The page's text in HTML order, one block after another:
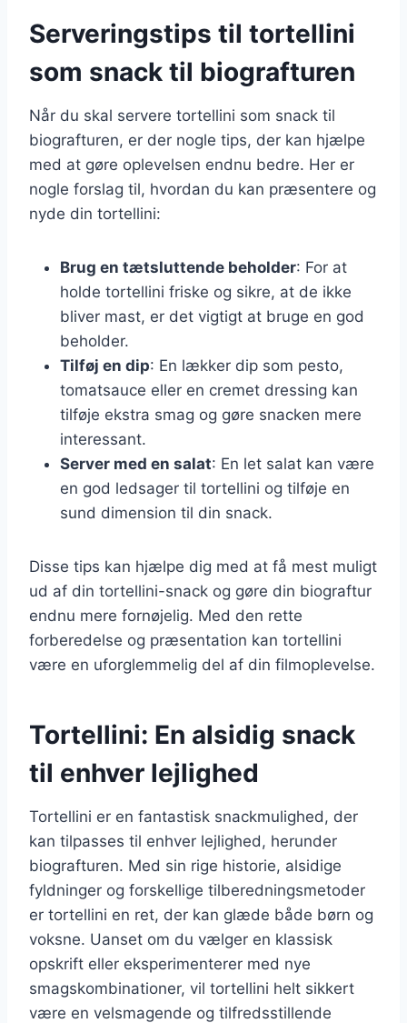
Serveringstips til tortellini
som snack til biografturen
Når du skal servere tortellini som snack til
biografturen, er der nogle tips, der kan hjælpe
med at gøre oplevelsen endnu bedre. Her er
nogle forslag til, hvordan du kan præsentere og
nyde din tortellini:
Brug en tætsluttende beholder: For at
holde tortellini friske og sikre, at de ikke
bliver mast, er det vigtigt at bruge en god
beholder.
Tilføj en dip: En lækker dip som pesto,
tomatsauce eller en cremet dressing kan
tilføje ekstra smag og gøre snacken mere
interessant.
Server med en salat: En let salat kan være
en god ledsager til tortellini og tilføje en
sund dimension til din snack.
Disse tips kan hjælpe dig med at få mest muligt
ud af din tortellini-snack og gøre din biograftur
endnu mere fornøjelig. Med den rette
forberedelse og præsentation kan tortellini
være en uforglemmelig del af din filmoplevelse.
Tortellini: En alsidig snack
til enhver lejlighed
Tortellini er en fantastisk snackmulighed, der
kan tilpasses til enhver lejlighed, herunder
biografturen. Med sin rige historie, alsidige
fyldninger og forskellige tilberedningsmetoder
er tortellini en ret, der kan glæde både børn og
voksne. Uanset om du vælger en klassisk
opskrift eller eksperimenterer med nye
smagskombinationer, vil tortellini helt sikkert
være en velsmagende og tilfredsstillende